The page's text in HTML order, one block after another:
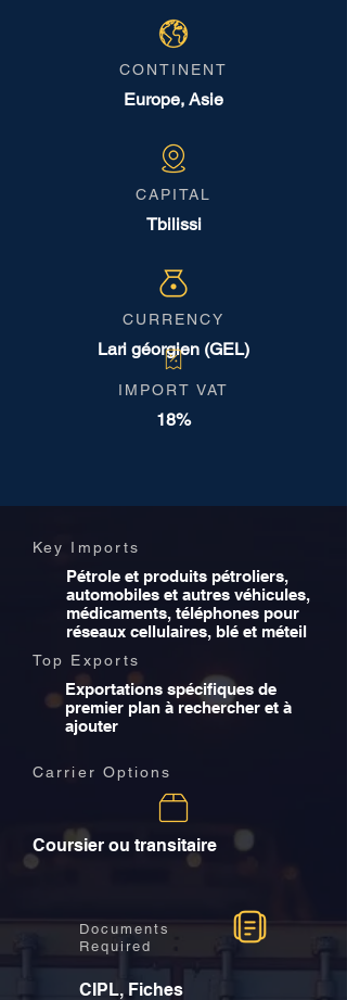
CONTINENT
Europe, Asie
CAPITAL
Tbilissi
CURRENCY
Lari géorgien (GEL)
IMPORT VAT
18%
Key Imports
Pétrole et produits pétroliers,
automobiles et autres véhicules,
médicaments, téléphones pour
réseaux cellulaires, blé et méteil
Top Exports
Exportations spécifiques de
premier plan à rechercher et à
ajouter
Carrier Options
Coursier ou transitaire
Documents
Required
CIPL, Fiches